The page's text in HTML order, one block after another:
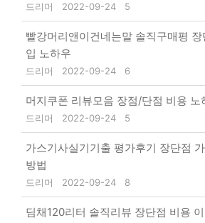
드리머 2022-09-24 5
빨강머리앤이건네는말 솔직구매평
입 노하우
드리머 2022-09-24 6
머지쿠폰 리뷰모음 장점/단점 비용 노
드리머 2022-09-24 5
가스기사실기기출 평가후기 장단점
방법
드리머 2022-09-24 8
딤채120리터 솔직리뷰 장단점 비용